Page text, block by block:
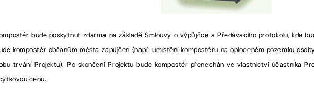
bude poskytnut zdarma na základě Smlouvy o výpůjčce a Předávacího protokolu, kde
kompostér občanům města zapůjčen (např. umístění kompostéru na oploceném pozemku
trvání Projektu). Po skončení Projektu bude kompostér přenechán ve vlastnictví účastníka
cenu.